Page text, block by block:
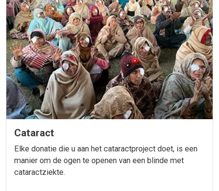
Cataract
Elke donatie die u aan het cataractproject doet, is een
manier om de ogen te openen van een blinde met
cataractziekte.